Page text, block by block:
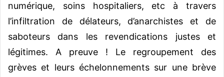
numérique, soins hospitaliers, etc à travers
l’infiltration de délateurs, d’anarchistes et de
saboteurs dans les revendications justes et
légitimes. A preuve ! Le regroupement des
grèves et leurs échelonnements sur une brève